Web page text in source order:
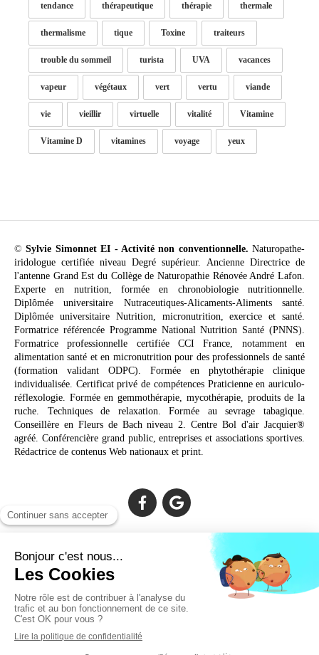
tendance thérapeutique thérapie thermale
thermalisme tique Toxine traiteurs
trouble du sommeil turista UVA vacances
vapeur végétaux vert vertu viande
vie vieillir virtuelle vitalité Vitamine
Vitamine D vitamines voyage yeux
©Sylvie Simonnet EI - Activité non conventionnelle. Naturopathe-
iridologue certifiée niveau Degré supérieur. Ancienne Directrice de
l'antenne Grand Est du Collège de Naturopathie Rénovée André Lafon.
Experte en nutrition, formée en chronobiologie nutritionnelle.
Diplômée universitaire Nutraceutiques-Alicaments-Aliments santé.
Diplômée universitaire Nutrition, micronutrition, exercice et santé.
Formatrice référencée Programme National Nutrition Santé (PNNS).
Formatrice professionnelle certifiée CCI France, notamment en
alimentation santé et en micronutrition pour des professionnels de santé
(formation validant ODPC). Formée en phytothérapie clinique
individualisée. Certificat privé de compétences Praticienne en auriculo-
réflexologie. Formée en gemmothérapie, mycothérapie, produits de la
ruche. Techniques de relaxation. Formée au sevrage tabagique.
Conseillère en Fleurs de Bach niveau 2. Centre Bol d'air Jacquier®
agréé. Conférencière grand public, entreprises et associations sportives.
Rédactrice de contenus Web nationaux et print.
Cabinet facilement accessible depuis :
Lechiagat, Treffiagat, Lesconil, Loctudy, Plobannalec, Fouesnant,
Plomeur, Pont L'Abbé, Quimper, Bénodet, Concarneau,
Douarnenez, Crozon, Rosporden, Pont-Aven, Brest, Landerneau